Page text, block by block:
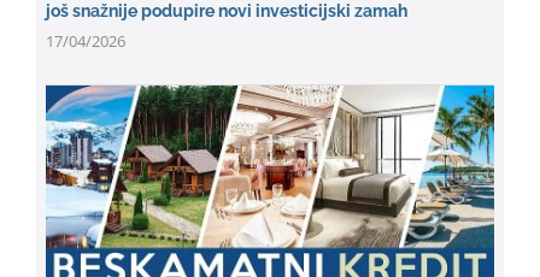
još snažnije podupire novi investicijski zamah
17/04/2026